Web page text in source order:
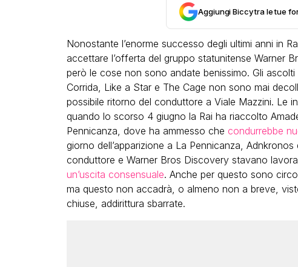
Aggiungi Biccy tra le tue
Nonostante l’enorme successo degli ultimi anni in
accettare l’offerta del gruppo statunitense Warner
però le cose non sono andate benissimo. Gli
Corrida, Like a Star e The Cage non sono mai
possibile ritorno del conduttore a Viale Mazzini. Le
quando lo scorso 4 giugno la Rai ha riaccolto
Pennicanza, dove ha ammesso che condurrebbe
giorno dell’apparizione a La Pennicanza,
conduttore e Warner Bros Discovery stavano
un’uscita consensuale. Anche per questo sono
ma questo non accadrà, o almeno non a breve,
chiuse, addirittura sbarrate.
LGBT
Bambola Star, la festa di
compleanno con tutte le grandi
dive compie 15 anni: il video
completo
FABIANO MINACCI